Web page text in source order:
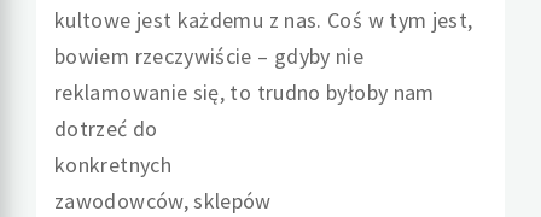
kultowe jest każdemu z nas. Coś w tym jest,
bowiem rzeczywiście – gdyby nie
reklamowanie się, to trudno byłoby nam
dotrzeć do
konkretnych
zawodowców, sklepów